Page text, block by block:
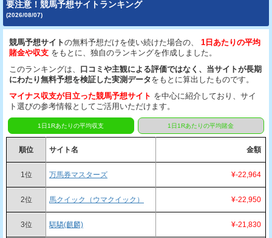
要注意！競馬予想サイトランキング
(2026/08/07)
競馬予想サイトの無料予想だけを使い続けた場合の、
1日あたりの平均
賭金や収支 をもとに、独自のランキングを作成しました。
このランキングは、 口コミや主観による評価ではなく、当サイトが長期
にわたり無料予想を検証した実測データをもとに算出したものです。
マイナス収支が目立った競馬予想サイト を中心に紹介しており、サイ
ト選びの参考情報としてご活用いただけます。
1日1Rあたりの平均収支 1日1Rあたりの平均賭金
順位 サイト名 金額
1位 万馬券マスターズ ¥-22,964
2位 馬クイック（ウマクイック） ¥-22,950
3位 騏驎(麒麟) ¥-21,830